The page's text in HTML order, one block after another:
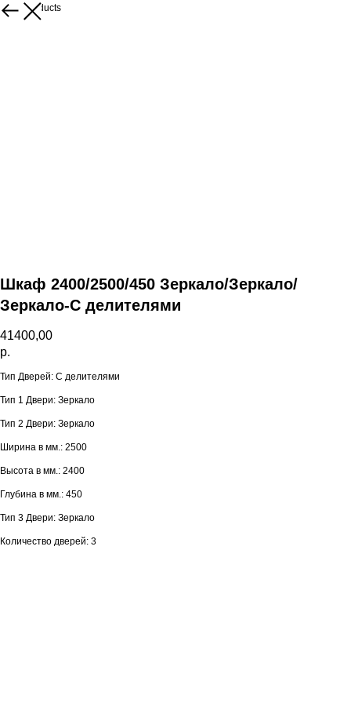
More products
Шкаф 2400/2500/450 Зеркало/Зеркало/
Зеркало-С делителями
41400,00
р.
Тип Дверей: С делителями
Тип 1 Двери: Зеркало
Тип 2 Двери: Зеркало
Ширина в мм.: 2500
Высота в мм.: 2400
Глубина в мм.: 450
Тип 3 Двери: Зеркало
Количество дверей: 3